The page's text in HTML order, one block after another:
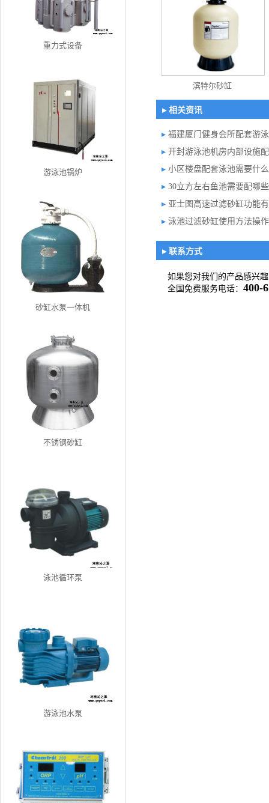
重力式设备
游泳池锅炉
砂缸水泵一体机
不锈钢砂缸
泳池循环泵
游泳池水泵
滨特尔砂缸
▸ 相关资讯
▸ 福建厦门健身会所配套游
▸ 开封游泳池机房内部设施
▸ 小区楼盘配套泳池需要什
▸ 30立方左右鱼池需要配哪
▸ 亚士图高速过滤砂缸功能
▸ 泳池过滤砂缸使用方法操
▸ 联系方式
如果您对我们的产品感兴
全国免费服务电话： 400-